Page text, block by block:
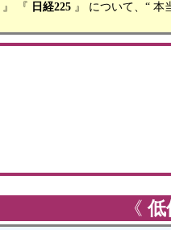
』 『 日経225 』 について、“ 本
《低